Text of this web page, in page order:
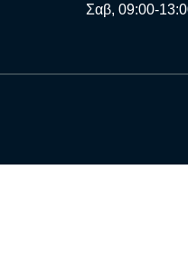
Σαβ, 09:00-